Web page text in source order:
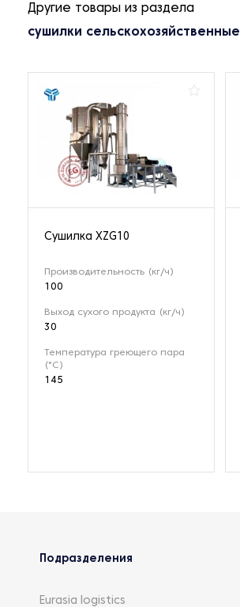
Другие товары из раздела
сушилки сельскохозяйственные
Cушилка XZG10
Производительность (кг/ч)
100
Выход сухого продукта (кг/ч)
30
Температура греющего пара
(°C)
145
Подразделения
Eurasia logistics